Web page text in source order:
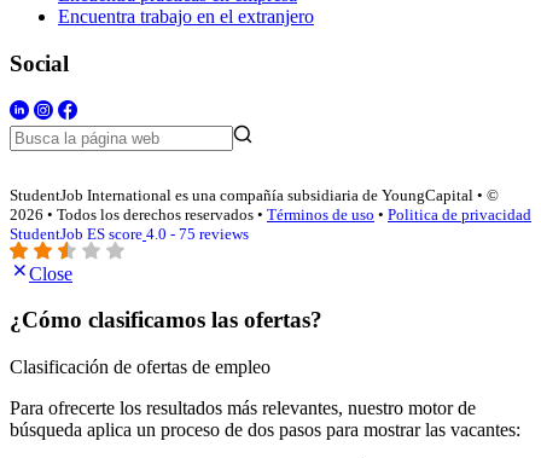
Encuentra trabajo en el extranjero
Social
StudentJob International es una compañía subsidiaria de YoungCapital • ©
2026 • Todos los derechos reservados • Términos de uso • Politica de privacidad
StudentJob ES score 4.0 - 75 reviews
Close
¿Cómo clasificamos las ofertas?
Clasificación de ofertas de empleo
Para ofrecerte los resultados más relevantes, nuestro motor de
búsqueda aplica un proceso de dos pasos para mostrar las vacantes: